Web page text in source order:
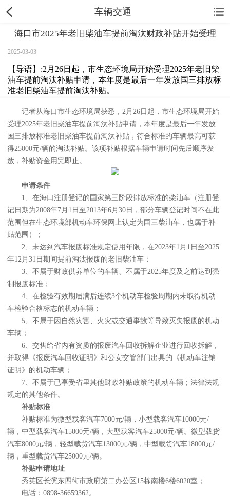
车辆交通
海口市2025年老旧柴油车提前淘汰财政补贴开始受理
2025-03-03
【导语】:2月26日起，市生态环境局开始受理2025年老旧柴
油车提前淘汰补贴申请，本年度是最后一年发放国三排放标
准老旧柴油车提前淘汰补贴。
记者从海口市生态环境局获悉，2月26日起，市生态环境局开始
受理2025年老旧柴油车提前淘汰补贴申请，本年度是最后一年发放
国三排放标准老旧柴油车提前淘汰补贴，符合标准的车辆最高可获
得25000元/辆的淘汰补贴。该项补贴根据车辆申请时间先后顺序发
放，补贴资金用完即止。
申请条件
1、在海口注册登记的国家第三阶段排放标准的柴油车（注册登
记日期为2008年7月1日至2013年6月30日，部分车辆登记时间不在此
范围但在生态环境部机动车环保网上认定为国三柴油车，也属于补
贴范围）；
2、未达到汽车报废标准规定使用年限，在2023年1月1日至2025
年12月31日期间提前淘汰报废的老旧柴油车；
3、不属于财政供养单位的车辆、不属于2025年度及之前达到强
制报废标准；
4、在检验有效期届满后连续3个机动车检验周期内未取得机动
车检验合格标志的机动车辆；
5、不属于因自然灾害、火灾或交通事故等导致灭失报废的机动
车辆；
6、交售给省内有资质的报废汽车回收拆解企业进行回收拆解，
并取得《报废汽车回收证明》和公安交管部门出具的《机动车注销
证明》的机动车辆；
7、不属于已享受省里其他财政补贴政策的机动车辆；法律法规
规定的其他条件。
补贴标准
补贴标准为微型载客汽车7000元/辆，小型载客汽车10000元/
辆，中型载客汽车15000元/辆，大型载客汽车25000元/辆。微型载货
汽车8000元/辆，轻型载货汽车13000元/辆，中型载货汽车18000元/
辆，重型载货汽车25000元/辆。
补贴申请地址
秀英区长滨东四街市政府第二办公区15栋南楼6楼6020室；
电话：0898-36659362。